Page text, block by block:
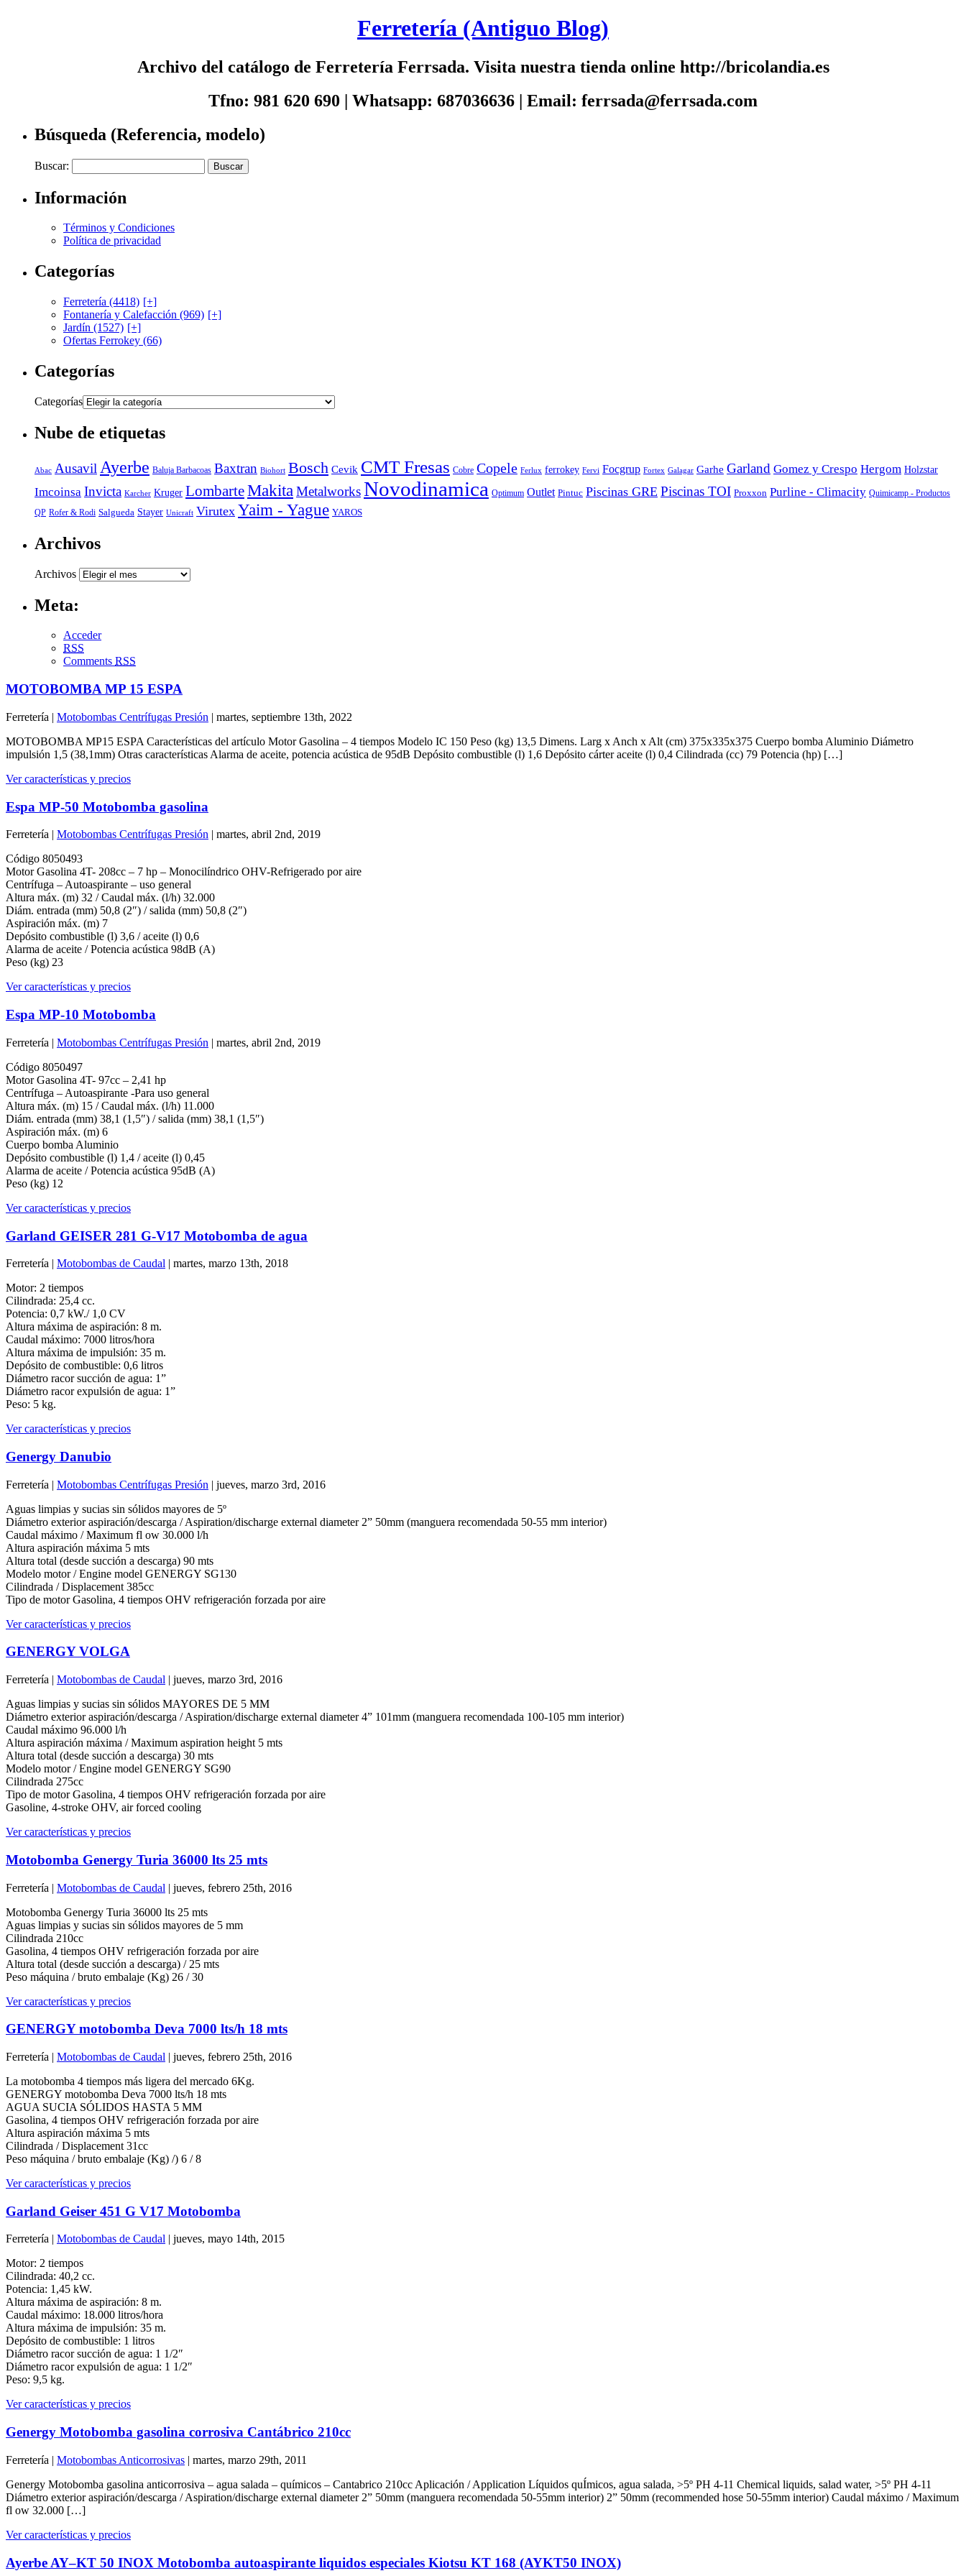
Ferretería (Antiguo Blog)
Archivo del catálogo de Ferretería Ferrsada. Visita nuestra tienda online http://bricolandia.es
Tfno: 981 620 690 | Whatsapp: 687036636 | Email: ferrsada@ferrsada.com
Búsqueda (Referencia, modelo)
Buscar:
Información
Términos y Condiciones
Política de privacidad
Categorías
Ferretería (4418) [+]
Fontanería y Calefacción (969) [+]
Jardín (1527) [+]
Ofertas Ferrokey (66)
Categorías
Categorías
Nube de etiquetas
Abac Ausavil Ayerbe Baluja Barbacoas Baxtran Biohort Bosch Cevik CMT Fresas Cobre Copele Ferlux ferrokey Fervi Focgrup Fortex Galagar Garhe Garland Gomez y Crespo Hergom Holzstar
Imcoinsa Invicta Karcher Kruger LombarteMakita MetalworksNovodinamica Optimum Outlet Pintuc Piscinas GRE Piscinas TOI Proxxon Purline - Climacity Quimicamp - Productos
QP Rofer & Rodi Salgueda Stayer Unicraft Virutex Yaim - Yague YAROS
Archivos
Archivos
Meta:
Acceder
RSS
Comments RSS
MOTOBOMBA MP 15 ESPA
Ferretería | Motobombas Centrífugas Presión | martes, septiembre 13th, 2022
MOTOBOMBA MP15 ESPA Características del artículo Motor Gasolina – 4 tiempos Modelo IC 150 Peso (kg) 13,5 Dimens. Larg x Anch x Alt (cm) 375x335x375 Cuerpo bomba Aluminio Diámetro
impulsión 1,5 (38,1mm) Otras características Alarma de aceite, potencia acústica de 95dB Depósito combustible (l) 1,6 Depósito cárter aceite (l) 0,4 Cilindrada (cc) 79 Potencia (hp) […]
Ver características y precios
Espa MP-50 Motobomba gasolina
Ferretería | Motobombas Centrífugas Presión | martes, abril 2nd, 2019
Código 8050493
Motor Gasolina 4T- 208cc – 7 hp – Monocilíndrico OHV-Refrigerado por aire
Centrífuga – Autoaspirante – uso general
Altura máx. (m) 32 / Caudal máx. (l/h) 32.000
Diám. entrada (mm) 50,8 (2″) / salida (mm) 50,8 (2″)
Aspiración máx. (m) 7
Depósito combustible (l) 3,6 / aceite (l) 0,6
Alarma de aceite / Potencia acústica 98dB (A)
Peso (kg) 23
Ver características y precios
Espa MP-10 Motobomba
Ferretería | Motobombas Centrífugas Presión | martes, abril 2nd, 2019
Código 8050497
Motor Gasolina 4T- 97cc – 2,41 hp
Centrífuga – Autoaspirante -Para uso general
Altura máx. (m) 15 / Caudal máx. (l/h) 11.000
Diám. entrada (mm) 38,1 (1,5″) / salida (mm) 38,1 (1,5″)
Aspiración máx. (m) 6
Cuerpo bomba Aluminio
Depósito combustible (l) 1,4 / aceite (l) 0,45
Alarma de aceite / Potencia acústica 95dB (A)
Peso (kg) 12
Ver características y precios
Garland GEISER 281 G-V17 Motobomba de agua
Ferretería | Motobombas de Caudal | martes, marzo 13th, 2018
Motor: 2 tiempos
Cilindrada: 25,4 cc.
Potencia: 0,7 kW./ 1,0 CV
Altura máxima de aspiración: 8 m.
Caudal máximo: 7000 litros/hora
Altura máxima de impulsión: 35 m.
Depósito de combustible: 0,6 litros
Diámetro racor succión de agua: 1”
Diámetro racor expulsión de agua: 1”
Peso: 5 kg.
Ver características y precios
Genergy Danubio
Ferretería | Motobombas Centrífugas Presión | jueves, marzo 3rd, 2016
Aguas limpias y sucias sin sólidos mayores de 5º
Diámetro exterior aspiración/descarga / Aspiration/discharge external diameter 2” 50mm (manguera recomendada 50-55 mm interior)
Caudal máximo / Maximum fl ow 30.000 l/h
Altura aspiración máxima 5 mts
Altura total (desde succión a descarga) 90 mts
Modelo motor / Engine model GENERGY SG130
Cilindrada / Displacement 385cc
Tipo de motor Gasolina, 4 tiempos OHV refrigeración forzada por aire
Ver características y precios
GENERGY VOLGA
Ferretería | Motobombas de Caudal | jueves, marzo 3rd, 2016
Aguas limpias y sucias sin sólidos MAYORES DE 5 MM
Diámetro exterior aspiración/descarga / Aspiration/discharge external diameter 4” 101mm (manguera recomendada 100-105 mm interior)
Caudal máximo 96.000 l/h
Altura aspiración máxima / Maximum aspiration height 5 mts
Altura total (desde succión a descarga) 30 mts
Modelo motor / Engine model GENERGY SG90
Cilindrada 275cc
Tipo de motor Gasolina, 4 tiempos OHV refrigeración forzada por aire
Gasoline, 4-stroke OHV, air forced cooling
Ver características y precios
Motobomba Genergy Turia 36000 lts 25 mts
Ferretería | Motobombas de Caudal | jueves, febrero 25th, 2016
Motobomba Genergy Turia 36000 lts 25 mts
Aguas limpias y sucias sin sólidos mayores de 5 mm
Cilindrada 210cc
Gasolina, 4 tiempos OHV refrigeración forzada por aire
Altura total (desde succión a descarga) / 25 mts
Peso máquina / bruto embalaje (Kg) 26 / 30
Ver características y precios
GENERGY motobomba Deva 7000 lts/h 18 mts
Ferretería | Motobombas de Caudal | jueves, febrero 25th, 2016
La motobomba 4 tiempos más ligera del mercado 6Kg.
GENERGY motobomba Deva 7000 lts/h 18 mts
AGUA SUCIA SÓLIDOS HASTA 5 MM
Gasolina, 4 tiempos OHV refrigeración forzada por aire
Altura aspiración máxima 5 mts
Cilindrada / Displacement 31cc
Peso máquina / bruto embalaje (Kg) /) 6 / 8
Ver características y precios
Garland Geiser 451 G V17 Motobomba
Ferretería | Motobombas de Caudal | jueves, mayo 14th, 2015
Motor: 2 tiempos
Cilindrada: 40,2 cc.
Potencia: 1,45 kW.
Altura máxima de aspiración: 8 m.
Caudal máximo: 18.000 litros/hora
Altura máxima de impulsión: 35 m.
Depósito de combustible: 1 litros
Diámetro racor succión de agua: 1 1/2″
Diámetro racor expulsión de agua: 1 1/2″
Peso: 9,5 kg.
Ver características y precios
Genergy Motobomba gasolina corrosiva Cantábrico 210cc
Ferretería | Motobombas Anticorrosivas | martes, marzo 29th, 2011
Genergy Motobomba gasolina anticorrosiva – agua salada – químicos – Cantabrico 210cc Aplicación / Application Líquidos quÍmicos, agua salada, >5º PH 4-11 Chemical liquids, salad water, >5º PH 4-11
Diámetro exterior aspiración/descarga / Aspiration/discharge external diameter 2” 50mm (manguera recomendada 50-55mm interior) 2” 50mm (recommended hose 50-55mm interior) Caudal máximo / Maximum
fl ow 32.000 […]
Ver características y precios
Ayerbe AY–KT 50 INOX Motobomba autoaspirante liquidos especiales Kiotsu KT 168 (AYKT50 INOX)